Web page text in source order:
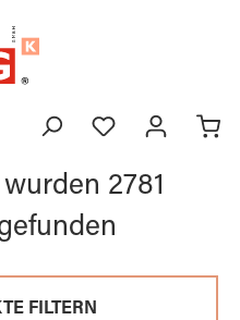
2781
FILTERN